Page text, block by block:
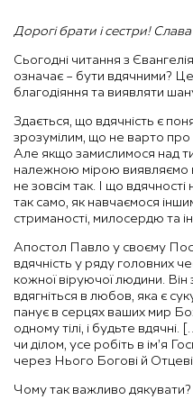
Дорогі брати і сестри!
Сьогодні читання з
означає – бути вдячними?
благодіяння та виявляти
Здається, що вдячність є
зрозумілим, що не варто про
Але якщо замислимося над
належною мірою виявляємо
не зовсім так. І що
так само, як навчаємося
стриманості, милосердю та
Апостол Павло у своєму
вдячність у ряду головних
кожної віруючої людини. Він
вдягніться в любов, яка є
панує в серцях ваших мир
одному тілі, і будьте
чи ділом, усе робіть в ім’я
через Нього Богові й
Чому так важливо дякувати?